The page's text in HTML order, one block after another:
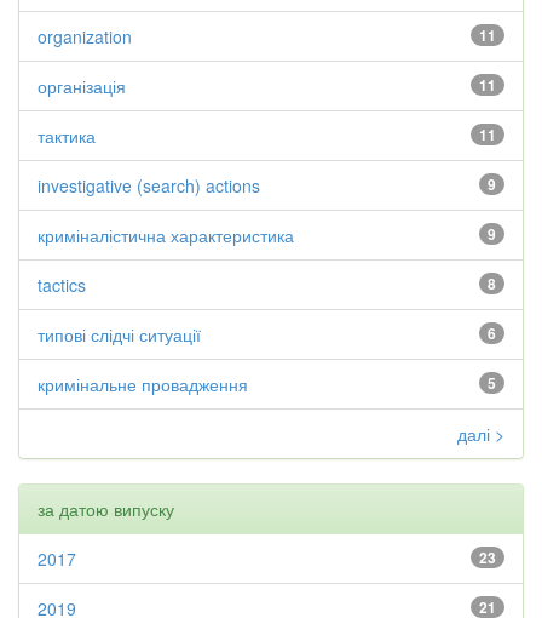
11
organization
11
організація
11
тактика
9
investigative (search) actions
9
криміналістична характеристика
8
tactics
6
типові слідчі ситуації
5
кримінальне провадження
далі >
за датою випуску
23
2017
21
2019